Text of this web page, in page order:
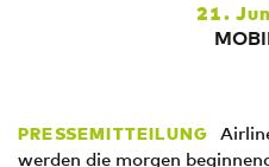
21.
PRESSEMITTEILUNG
werden die morgen